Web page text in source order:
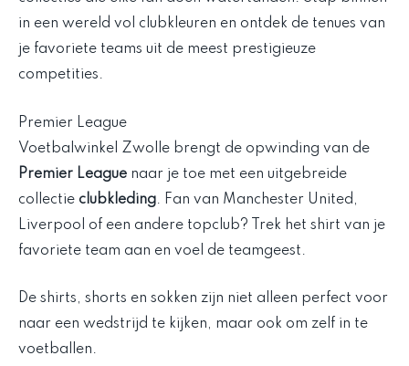
in een wereld vol clubkleuren en ontdek de tenues van
je favoriete teams uit de meest prestigieuze
competities.
Premier League
Voetbalwinkel Zwolle brengt de opwinding van de
Premier League naar je toe met een uitgebreide
collectie clubkleding. Fan van Manchester United,
Liverpool of een andere topclub? Trek het shirt van je
favoriete team aan en voel de teamgeest.
De shirts, shorts en sokken zijn niet alleen perfect voor
naar een wedstrijd te kijken, maar ook om zelf in te
voetballen.